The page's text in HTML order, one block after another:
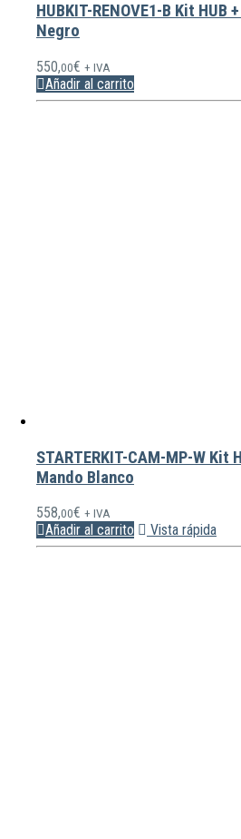
HUBKIT-RENOVE1-B Kit HUB
Negro
550,00€ + IVA
Añadir al carrito
STARTERKIT-CAM-MP-W Kit
Mando Blanco
558,00€ + IVA
Añadir al carrito Vista rápida